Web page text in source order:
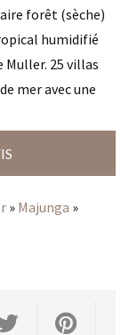
forêt (sèche)
humidifié
25 villas
mer avec une
» Majunga »